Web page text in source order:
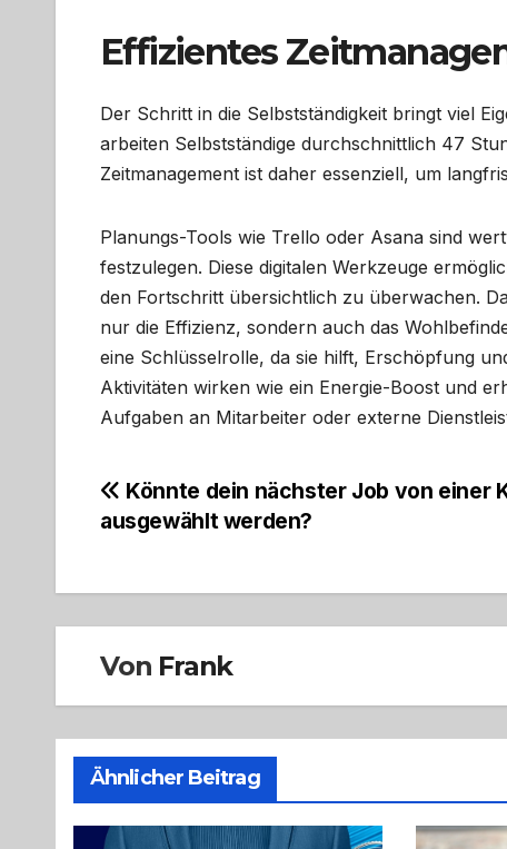
Effizientes
Der Schritt in die Selbstständigkeit bringt viel
arbeiten Selbstständige durchschnittlich 47
Zeitmanagement ist daher essenziell, um
Planungs-Tools wie Trello oder Asana sind
festzulegen. Diese digitalen Werkzeuge
den Fortschritt übersichtlich zu überwachen.
nur die Effizienz, sondern auch das
eine Schlüsselrolle, da sie hilft, Erschöpfung
Aktivitäten wirken wie ein Energie-Boost und
Aufgaben an Mitarbeiter oder externe
Beitragsnavigation
Könnte dein nächster Job von einer
ausgewählt werden?
Von Frank
Ähnlicher Beitrag